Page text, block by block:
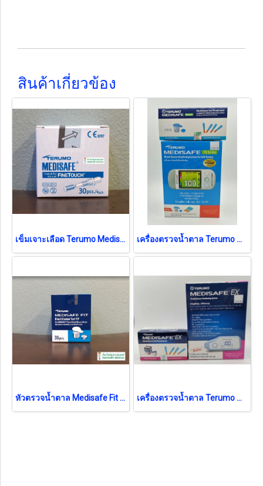
สินค้าเกี่ยวข้อง
เข็มเจาะเลือด Terumo Medisafe Lancet เครื่องตรวจน้ำตาล Terumo Medisafe Fit Smile (เฉพาะเครื่อง ไม่แถมแผ่นและเข็ม)
หัวตรวจน้ำตาล Medisafe Fit (30 แผ่น) (เฉพาะหัวตรวจ ไม่มีเข็ม) exp 09-2026 เครื่องตรวจน้ำตาล Terumo Medisafe EX (เฉพาะเครื่อง ไม่แถมแผ่นและเข็ม)